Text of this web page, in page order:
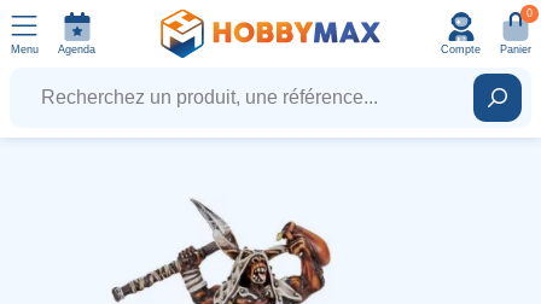
Menu Agenda Compte
0
Panier
Recherchez un produit, une référence...